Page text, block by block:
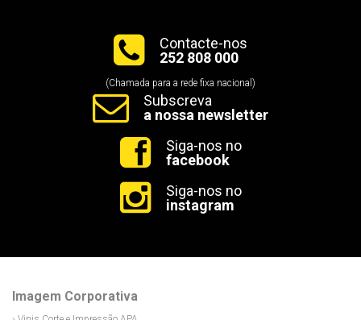
Contacte-nos
252 808 000
(Chamada para a rede fixa nacional)
Subscreva
a nossa newsletter
Siga-nos no
facebook
Siga-nos no
instagram
Imagem Corporativa